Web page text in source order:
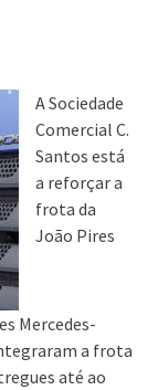
A Sociedade
Comercial C.
Santos está
a reforçar a
frota da
João Pires
Mercedes-
a frota
até ao